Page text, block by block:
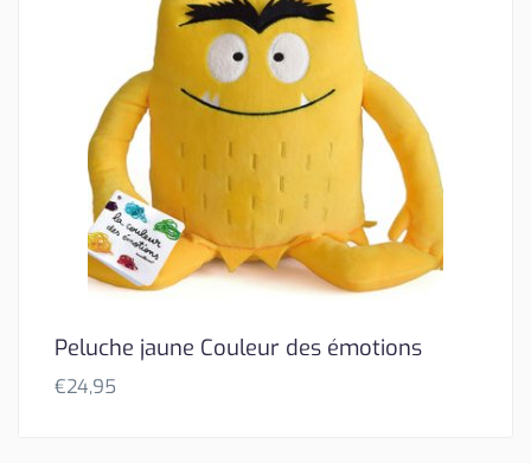
Peluche jaune Couleur des émotions
€24,95